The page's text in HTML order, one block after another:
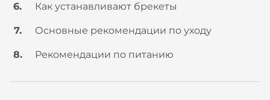
Как устанавливают брекеты
Основные рекомендации по уходу
Рекомендации по питанию